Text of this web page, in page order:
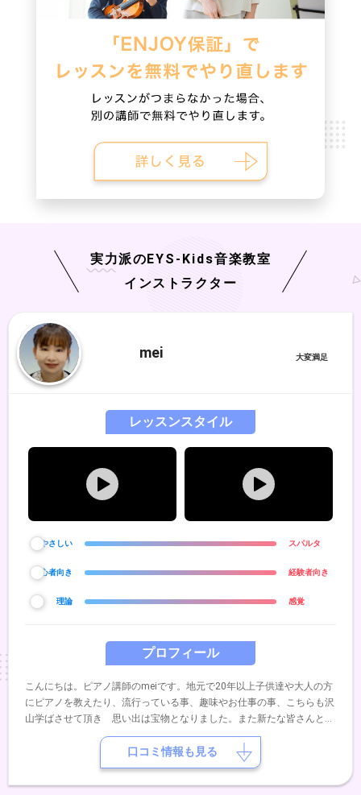
実力派のEYS-Kids音楽教室
インストラクター
mei
プロフィール
こんにちは。ピアノ講師のmeiです。地元で20年以上子供達や大人の方
にピアノを教えたり、流行っている事、趣味やお仕事の事、こちらも沢
山学ばさせて頂き 思い出は宝物となりました。また新たな皆さんと良
い関係を築いていけたら、、、と思いますまた、いくつかの項目からや
ってみたいことを自由に選んで頂き カスタマイズしてレッスンに組み
込むスタイルを提案しております。よろしくお願いします。
レッスンスタイル
やさしい スパルタ
初心者向き 経験者向き
理論 感覚
口コミ情報も見る